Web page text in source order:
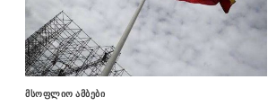
მსოფლიო ამბები